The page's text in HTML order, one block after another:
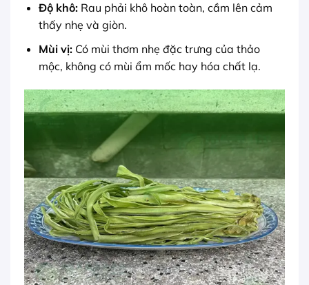
Độ khô:Rau phải khô hoàn toàn, cầm lên cảm
thấy nhẹ và giòn.
Mùi vị:Có mùi thơm nhẹ đặc trưng của thảo
mộc, không có mùi ẩm mốc hay hóa chất lạ.